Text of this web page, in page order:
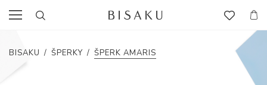
BISAKU / ŠPERKY / ŠPERK AMARIS